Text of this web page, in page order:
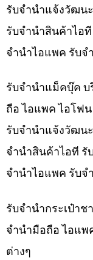
รับจํานําแจ้งวัฒน
รับจำนำสินค้าไอ
จำนำไอแพค รับจ
รับจำนำแม็คบุ๊ค บ
ถือ ไอแพค ไอโฟ
รับจํานําแจ้งวัฒน
จำนำสินค้าไอที
จำนำไอแพค รับจ
รับจำนำกระเป๋า
จำนำมือถือ ไอแพ
ต่างๆ